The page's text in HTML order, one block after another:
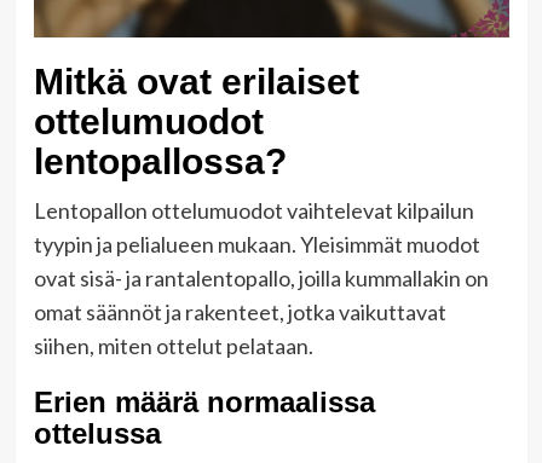
Mitkä ovat erilaiset
ottelumuodot
lentopallossa?
Lentopallon ottelumuodot vaihtelevat kilpailun
tyypin ja pelialueen mukaan. Yleisimmät muodot
ovat sisä- ja rantalentopallo, joilla kummallakin on
omat säännöt ja rakenteet, jotka vaikuttavat
siihen, miten ottelut pelataan.
Erien määrä normaalissa
ottelussa